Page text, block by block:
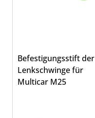
Befestigungsstift der
Lenkschwinge für
Multicar M25